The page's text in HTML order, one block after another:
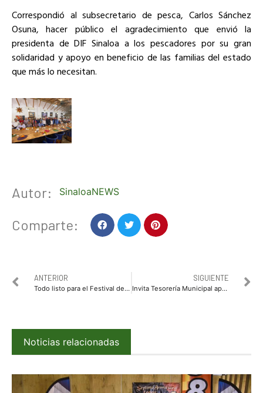
Correspondió al subsecretario de pesca, Carlos Sánchez
Osuna, hacer público el agradecimiento que envió la
presidenta de DIF Sinaloa a los pescadores por su gran
solidaridad y apoyo en beneficio de las familias del estado
que más lo necesitan.
Autor: SinaloaNEWS
Comparte:
ANTERIOR
Todo listo para el Festival de la Papa 2020 los días 22 y 23 de febrero en el centro de Los Mochis
SIGUIENTE
Invita Tesorería Municipal aprovechar periodo especial de descuento en multas y recargos de impuesto predial
Noticias relacionadas